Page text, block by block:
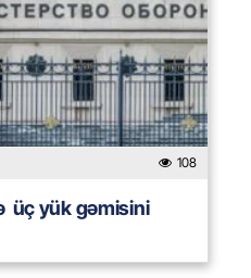
108
üç yük gəmisini